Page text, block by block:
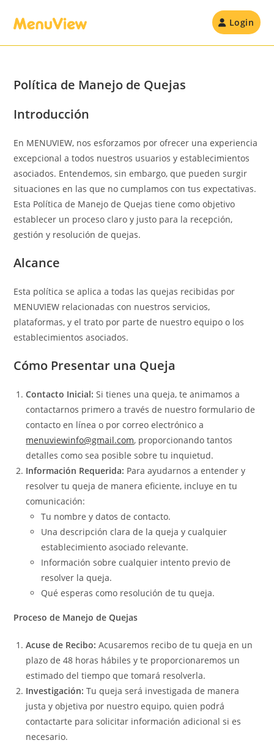
Login
Política de Manejo de Quejas
Introducción
En MENUVIEW, nos esforzamos por ofrecer una experiencia
excepcional a todos nuestros usuarios y establecimientos
asociados. Entendemos, sin embargo, que pueden surgir
situaciones en las que no cumplamos con tus expectativas.
Esta Política de Manejo de Quejas tiene como objetivo
establecer un proceso claro y justo para la recepción,
gestión y resolución de quejas.
Alcance
Esta política se aplica a todas las quejas recibidas por
MENUVIEW relacionadas con nuestros servicios,
plataformas, y el trato por parte de nuestro equipo o los
establecimientos asociados.
Cómo Presentar una Queja
Contacto Inicial: Si tienes una queja, te animamos a
contactarnos primero a través de nuestro formulario de
contacto en línea o por correo electrónico a
menuviewinfo@gmail.com, proporcionando tantos
detalles como sea posible sobre tu inquietud.
Información Requerida: Para ayudarnos a entender y
resolver tu queja de manera eficiente, incluye en tu
comunicación:
Tu nombre y datos de contacto.
Una descripción clara de la queja y cualquier
establecimiento asociado relevante.
Información sobre cualquier intento previo de
resolver la queja.
Qué esperas como resolución de tu queja.
Proceso de Manejo de Quejas
Acuse de Recibo: Acusaremos recibo de tu queja en un
plazo de 48 horas hábiles y te proporcionaremos un
estimado del tiempo que tomará resolverla.
Investigación: Tu queja será investigada de manera
justa y objetiva por nuestro equipo, quien podrá
contactarte para solicitar información adicional si es
necesario.